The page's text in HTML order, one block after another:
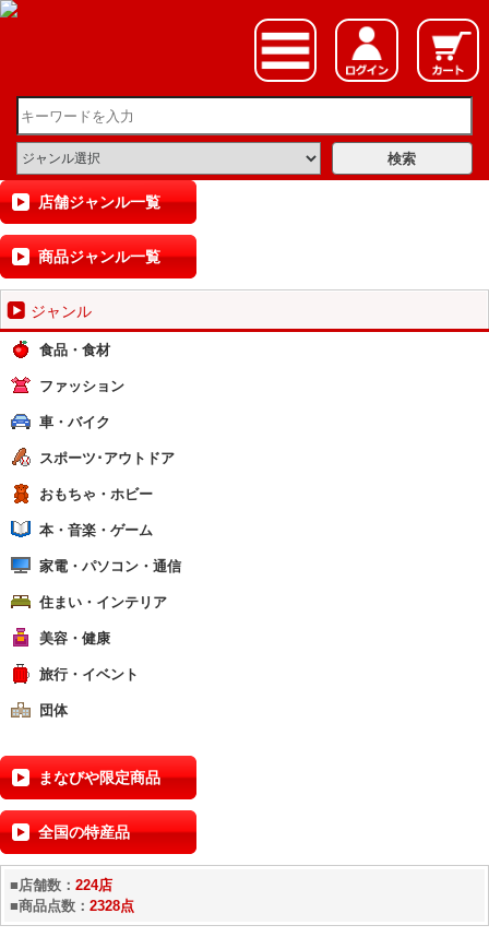
店舗ジャンル一覧
商品ジャンル一覧
ジャンル
食品・食材
ファッション
車・バイク
スポーツ･アウトドア
おもちゃ・ホビー
本・音楽・ゲーム
家電・パソコン・通信
住まい・インテリア
美容・健康
旅行・イベント
団体
まなびや限定商品
全国の特産品
■店舗数： 224店
■商品点数： 2328点